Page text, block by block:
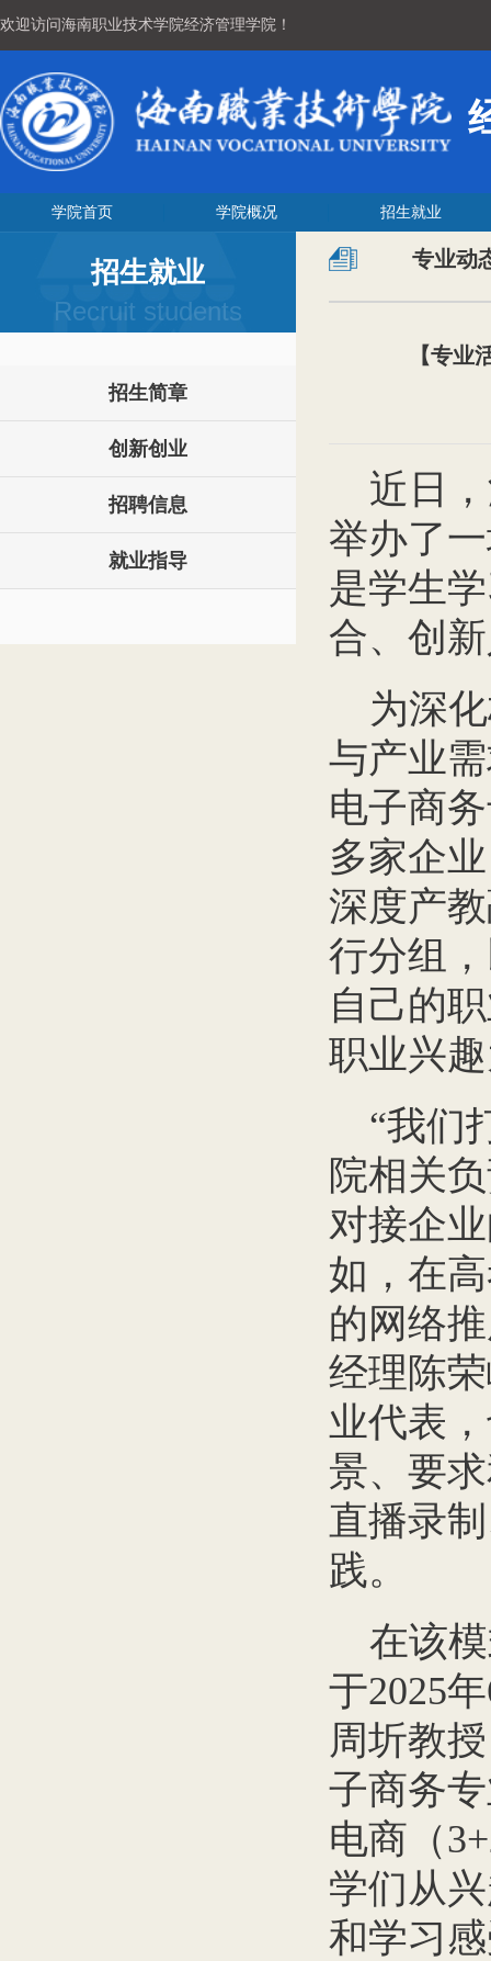
欢迎访问海南职业技术学院经济管理学院！
学院首页 学院概况 招生就业
招生就业
Recruit students
招生简章
创新创业
招聘信息
就业指导
专业动
【专业
近日
举办了
是学生
合、创
为深
与产业
电子商
多家企
深度产
行分组
自己的
职业兴
“我们
院相关
对接企
如，在
的网络
经理陈
业代表
景、要
直播录
践。
在该
于2025
周圻教
子商务
电商（
学们从
和学习